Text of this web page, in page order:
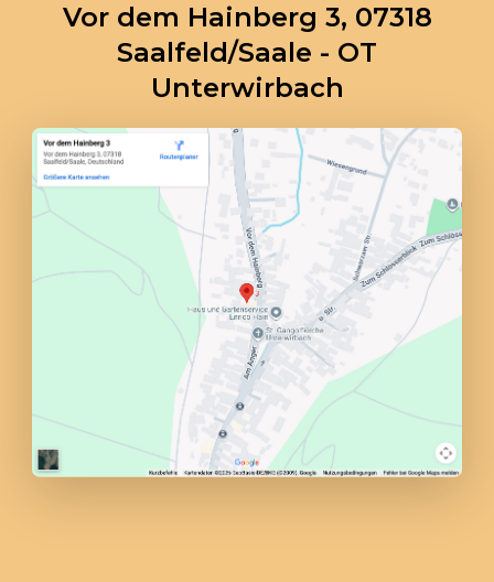
2000・6-Laute-Methode Qigong
Yangsheng e.V. (Masserberg)
2000・Mantak Chia Tao Yoga
(Frankfurt)
2001・Spiel der 5 Tiere Qigong
Yangsheng (Masserberg)
2001・Irisdiagnose (Düsseldorf)
Vor dem Hainberg 3, 07318
Saalfeld/Saale - OT
Unterwirbach